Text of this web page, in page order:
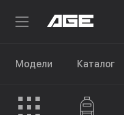
Модели Каталог